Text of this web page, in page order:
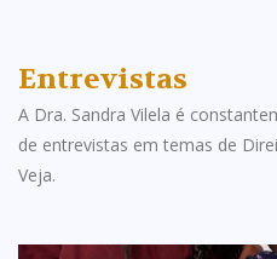
Entrevistas
A Dra. Sandra Vilela é
de entrevistas em temas de
Veja.